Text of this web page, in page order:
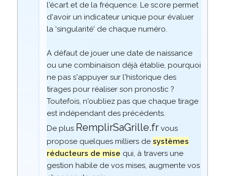
l'écart et de la fréquence. Le score permet
d'avoir un indicateur unique pour évaluer
la 'singularité' de chaque numéro.
A défaut de jouer une date de naissance
ou une combinaison déjà établie, pourquoi
ne pas s'appuyer sur l'historique des
tirages pour réaliser son pronostic ?
Toutefois, n'oubliez pas que chaque tirage
est indépendant des précédents.
De plus RemplirSaGrille.frvous
propose quelques milliers de systèmes
réducteurs de mise qui, à travers une
gestion habile de vos mises, augmente vos